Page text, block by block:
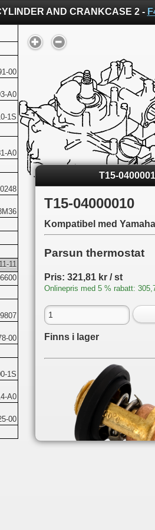
AND CRANKCASE 2 -
00
A0
1S
A0
11
00
1S
A0
00
T15-
T15-04000010
Kompatibel med
Parsun thermostat
Pris: 321,81 kr / st
Onlinepris med 5 % rabatt:
Finns i lager